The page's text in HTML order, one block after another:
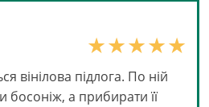
вінілова підлога. По ній
а прибирати її